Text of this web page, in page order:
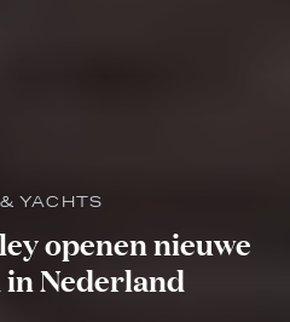
YACHTS
openen nieuwe
Nederland